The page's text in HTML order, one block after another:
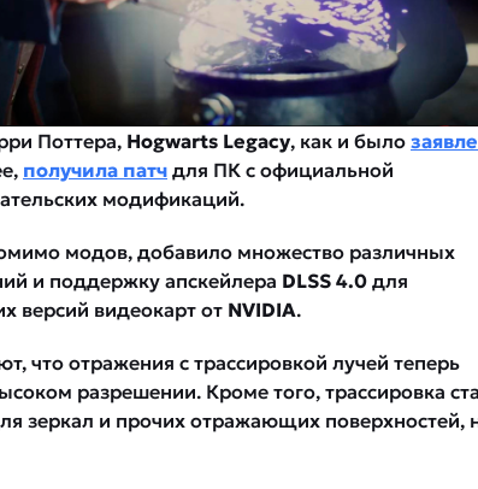
Поттера, Hogwarts Legacy, как и было
получила патч для ПК с официальной
модификаций.
модов, добавило множество различных
и поддержку апскейлера DLSS 4.0 для
версий видеокарт от NVIDIA.
что отражения с трассировкой лучей теперь
разрешении. Кроме того, трассировка
зеркал и прочих отражающих поверхностей,